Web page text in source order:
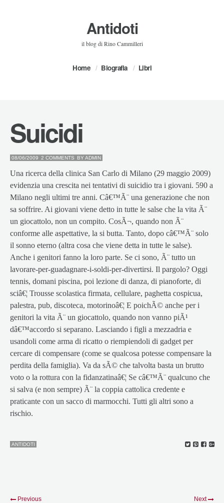
Antidoti
il blog di Rino Cammilleri
Home Biografia Libri
Suicidi
08/06/2009 2 COMMENTS BY ADMIN
Una ricerca della clinica San Carlo di Milano (29 maggio 2009)
evidenzia una crescita nei tentativi di suicidio tra i giovani. 590 a
Milano negli ultimi tre anni. Câ€™Ã¨ una generazione che non
sa soffrire. Ai giovani viene detto in tutte le salse che la vita Ã¨
un giocattolo, non un compito. CosÃ¬, quando non Ã¨
conforme alle aspettative, la si butta. Tanto, dopo câ€™Ã¨ solo
il sonno eterno (altra cosa che viene detta in tutte le salse).
Anche i genitori fanno la loro parte. Se ci sono, Ã¨ tutto un
lavorare-per-guadagnare-i-soldi-per-divertirsi. Il pargolo? Oggi
tennis, domani piscina, poi lezione di danza, di pianoforte, di
sciâ€¦ Trousse scolastica firmata, cellulare, paghetta cospicua,
palestra, pub, discoteca, motorinoâ€¦ E poichÃ© anche per i
genitori la vita Ã¨ un giocattolo, quando non vanno piÃ¹
dâ€™accordo si separano. Lasciando i figli a mezzadria e
usandoli come arma di ricatto o riempiendoli di gadget per
cercare di compensare (come se qualcosa potesse compensare la
perdita della famiglia). Va da sÃ© che talvolta basta un brutto
voto o la rottura con la fidanzatinaâ€¦ Se câ€™Ã¨ qualcuno che
si salva (e non sempre) Ã¨ la coppia cattolica credente e
praticante con un sacco di marmocchi. Tutti gli altri sono a
rischio.
ANTIDOTI
Previous Next